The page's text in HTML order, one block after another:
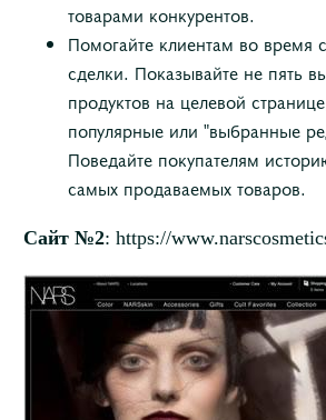
товарами конкурентов.
Помогайте клиентам во время
сделки. Показывайте не пять
продуктов на целевой
популярные или "выбранные
Поведайте покупателям
самых продаваемых товаров.
Сайт №2: https://